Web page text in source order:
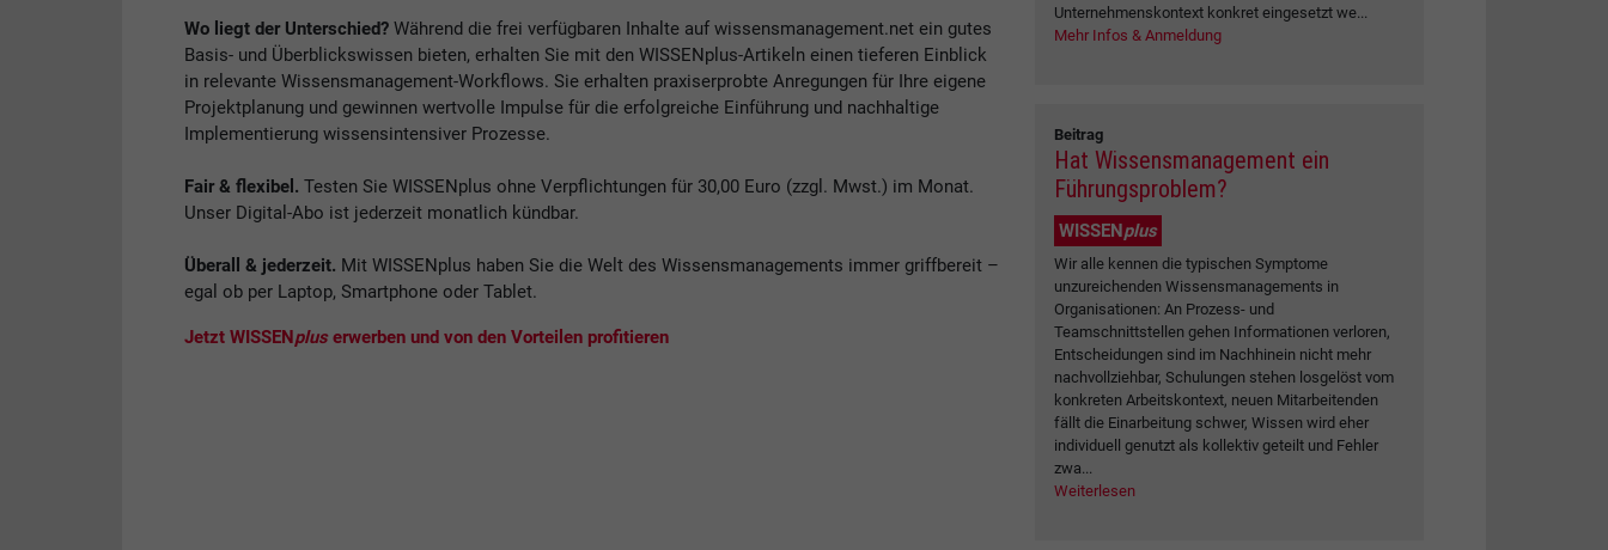
Wo liegt der Unterschied?Während die frei verfügbaren Inhalte auf wissensmanagement.net ein gutes
Basis- und Überblickswissen bieten, erhalten Sie mit den WISSENplus-Artikeln einen tieferen Einblick
in relevante Wissensmanagement-Workflows. Sie erhalten praxiserprobte Anregungen für Ihre eigene
Projektplanung und gewinnen wertvolle Impulse für die erfolgreiche Einführung und nachhaltige
Implementierung wissensintensiver Prozesse.
Fair & flexibel. Testen Sie WISSENplus ohne Verpflichtungen für 30,00 Euro (zzgl. Mwst.) im Monat.
Unser Digital-Abo ist jederzeit monatlich kündbar.
Überall & jederzeit. Mit WISSENplus haben Sie die Welt des Wissensmanagements immer griffbereit –
egal ob per Laptop, Smartphone oder Tablet.
Jetzt WISSEN pluserwerben und von den Vorteilen profitieren
Unternehmenskontext konkret eingesetzt we...
Mehr Infos & Anmeldung
Beitrag
Hat Wissensmanagement ein
Führungsproblem?
WISSENplus
Wir alle kennen die typischen Symptome
unzureichenden Wissensmanagements in
Organisationen: An Prozess- und
Teamschnittstellen gehen Informationen verloren,
Entscheidungen sind im Nachhinein nicht mehr
nachvollziehbar, Schulungen stehen losgelöst vom
konkreten Arbeitskontext, neuen Mitarbeitenden
fällt die Einarbeitung schwer, Wissen wird eher
individuell genutzt als kollektiv geteilt und Fehler
zwa...
Weiterlesen